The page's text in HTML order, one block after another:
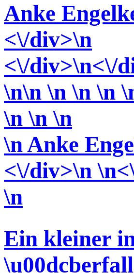
Anke
<\/div>\n
<\/div>\n<\/
\n\n \n \n \n
\n \n\n
\n Anke
<\/div>\n
\n
Ein kleiner